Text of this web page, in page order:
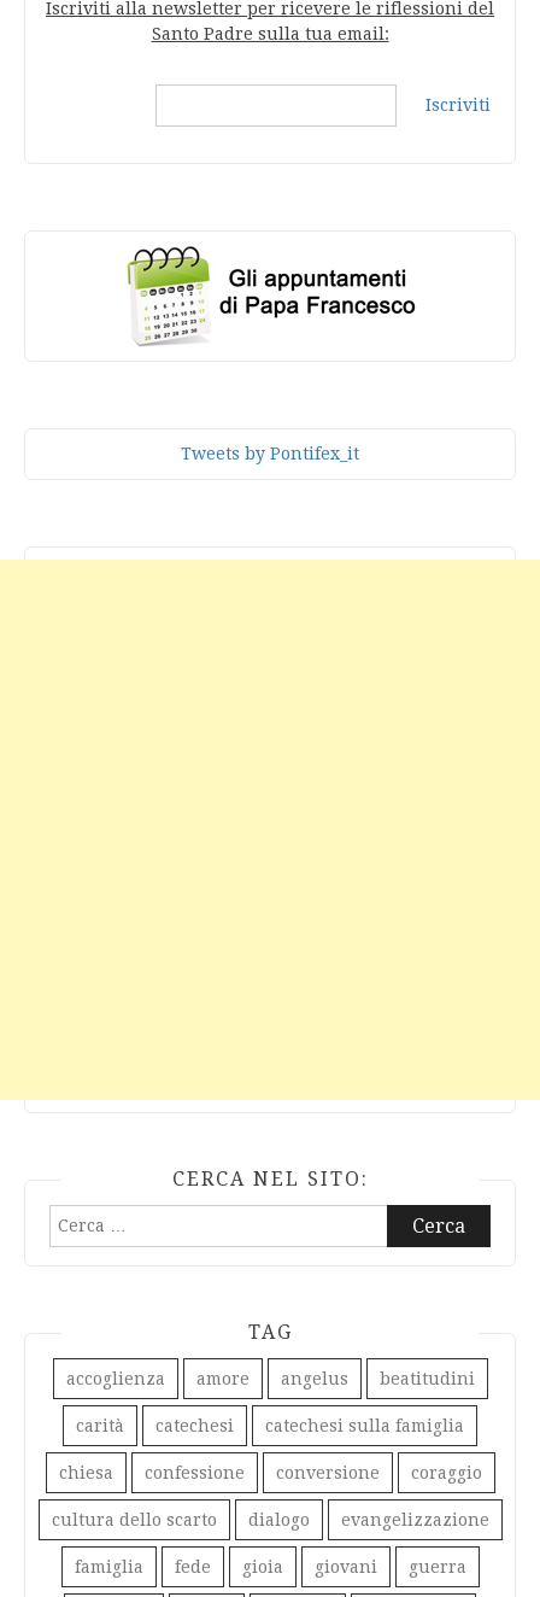
Iscriviti alla newsletter per ricevere le riflessioni del
Santo Padre sulla tua email:
Iscriviti
Tweets by Pontifex_it
CERCA NEL SITO:
Ricerca
per:
TAG
accoglienza amore angelus beatitudini
carità catechesi catechesi sulla famiglia
chiesa confessione conversione coraggio
cultura dello scarto dialogo evangelizzazione
famiglia fede gioia giovani guerra